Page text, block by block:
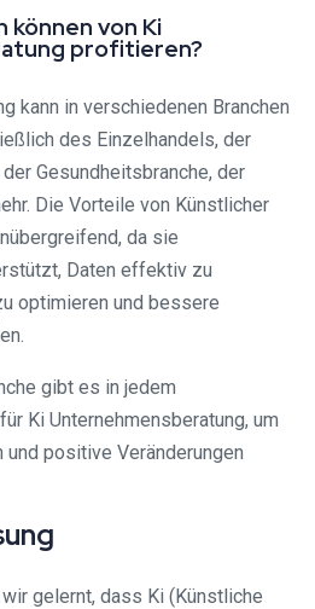
können von Ki
profitieren?
kann in verschiedenen Branchen
des Einzelhandels, der
Gesundheitsbranche, der
Die Vorteile von Künstlicher
da sie
Daten effektiv zu
optimieren und bessere
gibt es in jedem
Ki Unternehmensberatung, um
positive Veränderungen
gelernt, dass Ki (Künstliche